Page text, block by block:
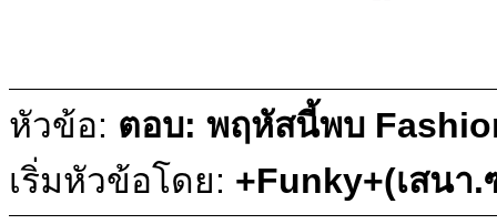
หัวข้อ: ตอบ: พฤหัสนี้พบ
เริ่มหัวข้อโดย: +Funky+(เสนา